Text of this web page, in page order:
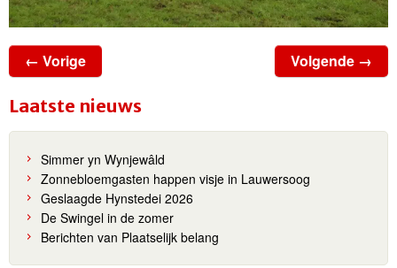
← Vorige Volgende →
Laatste nieuws
Simmer yn Wynjewâld
Zonnebloemgasten happen visje in Lauwersoog
Geslaagde Hynstedei 2026
De Swingel in de zomer
Berichten van Plaatselijk belang